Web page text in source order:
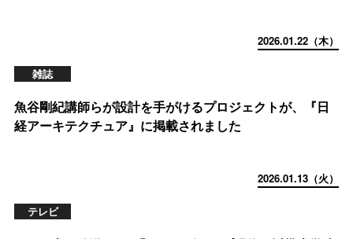
2026.01.22（木）
雑誌
魚谷剛紀講師らが設計を手がけるプロジェクトが、『日
経アーキテクチュア』に掲載されました
2026.01.13（火）
テレビ